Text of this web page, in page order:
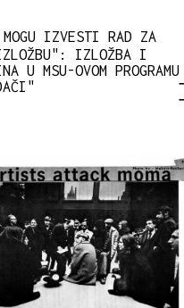
IZVESTI RAD ZA
IZLOŽBA I
U MSU-OVOM PROGRAMU